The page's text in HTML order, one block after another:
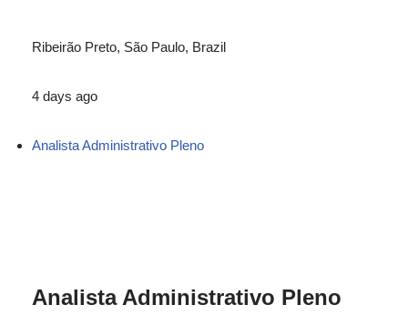
Ribeirão Preto, São Paulo, Brazil
4 days ago
Analista Administrativo Pleno
Analista Administrativo Pleno